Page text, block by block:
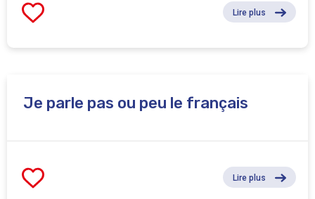
Bruxelles).
Lire plus
Je parle pas ou peu le français
Lire plus